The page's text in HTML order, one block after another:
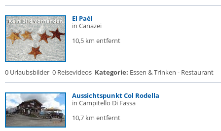
El Paél
in Canazei
10,5 km entfernt
0 Urlaubsbilder 0 Reisevideos Kategorie: Essen & Trinken - Restaurant
Aussichtspunkt Col Rodella
in Campitello Di Fassa
10,7 km entfernt